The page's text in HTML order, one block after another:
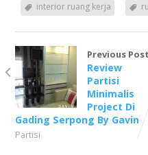
interior ruang kerja
Previous Post
Review
Partisi
Minimalis
Project Di
Gading Serpong By Gavin
Partisi